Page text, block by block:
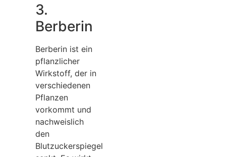
3.
Berberin
Berberin ist ein
pflanzlicher
Wirkstoff, der in
verschiedenen
Pflanzen
vorkommt und
nachweislich
den
Blutzuckerspiegel